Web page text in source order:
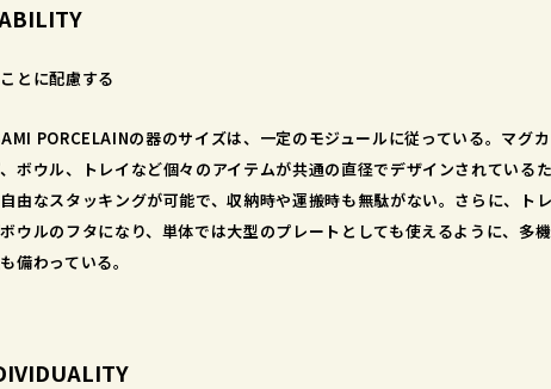
とに配慮する
PORCELAINの器のサイズは、一定のモジュールに従っている。マグカ
ボウル、トレイなど個々のアイテムが共通の直径でデザインされているた
由なスタッキングが可能で、収納時や運搬時も無駄がない。さらに、トレ
ウルのフタになり、単体では大型のプレートとしても使えるように、多機
備わっている。